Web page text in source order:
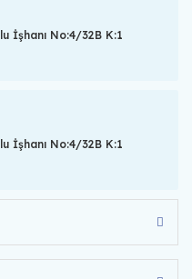
İşhanı No:4/32B K:1
İşhanı No:4/32B K:1